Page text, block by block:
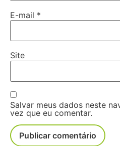
E-mail *
Site
Salvar meus dados neste
vez que eu comentar.